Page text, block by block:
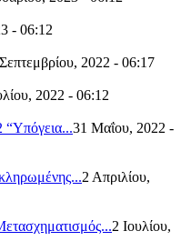
- 06:12
2022 - 06:17
2022 - 06:12
31 Μαΐου, 2022 -
2 Απριλίου,
2 Ιουλίου,